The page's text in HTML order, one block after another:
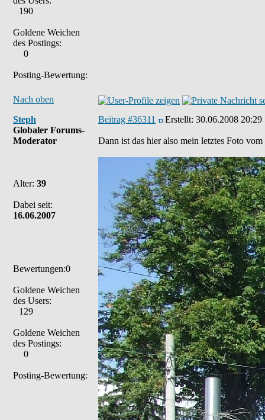
190
Goldene Weichen
des Postings:
0
Posting-Bewertung:
Nach oben
Steph
Globaler Forums-
Moderator
Alter: 39
Dabei seit:
16.06.2007
Bewertungen:0
Goldene Weichen
des Users:
129
Goldene Weichen
des Postings:
0
Posting-Bewertung:
Beitrag #36311 Erstellt: 30.06.2008 20:29
Dann ist das hier also mein letztes Foto